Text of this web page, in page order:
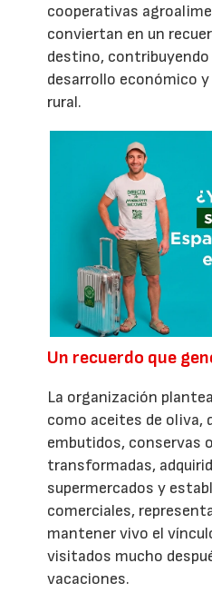
cooperativas
conviertan en un
destino,
desarrollo económico
rural.
Un recuerdo que
La organización
como aceites de oliva,
embutidos, conservas
transformadas,
supermercados y
comerciales,
mantener vivo el
visitados mucho
vacaciones.